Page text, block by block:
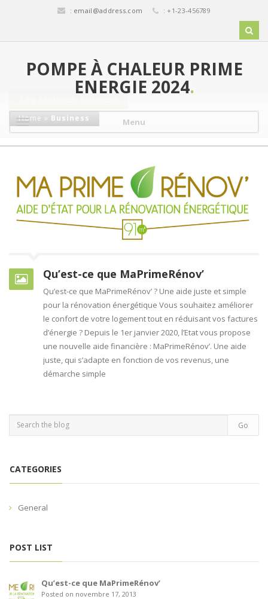
: email@address.com : +1-23-456789
POMPE À CHALEUR PRIME
ENERGIE 2024.
Menu
Home » Business
Qu’est-ce que MaPrimeRénov’
Qu’est-ce que MaPrimeRénov’ ? Une aide juste et simple
pour la rénovation énergétique Vous souhaitez améliorer
le confort de votre logement tout en réduisant vos factures
d’énergie ? Depuis le 1er janvier 2020, l’Etat vous propose
une nouvelle aide financière : MaPrimeRénov’. Une aide
juste, qui s’adapte en fonction de vos revenus, une
démarche simple
CATEGORIES
General
POST LIST
Qu’est-ce que MaPrimeRénov’
Posted on novembre 17, 2013